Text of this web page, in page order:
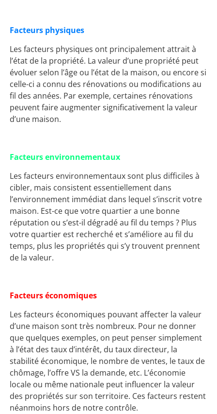
Facteurs physiques
Les facteurs physiques ont principalement attrait à
l’état de la propriété. La valeur d’une propriété peut
évoluer selon l’âge ou l’état de la maison, ou encore si
celle-ci a connu des rénovations ou modifications au
fil des années. Par exemple, certaines rénovations
peuvent faire augmenter significativement la valeur
d’une maison.
Facteurs environnementaux
Les facteurs environnementaux sont plus difficiles à
cibler, mais consistent essentiellement dans
l’environnement immédiat dans lequel s’inscrit votre
maison. Est-ce que votre quartier a une bonne
réputation ou s’est-il dégradé au fil du temps ? Plus
votre quartier est recherché et s’améliore au fil du
temps, plus les propriétés qui s’y trouvent prennent
de la valeur.
Facteurs économiques
Les facteurs économiques pouvant affecter la valeur
d’une maison sont très nombreux. Pour ne donner
que quelques exemples, on peut penser simplement
à l’état des taux d’intérêt, du taux directeur, la
stabilité économique, le nombre de ventes, le taux de
chômage, l’offre VS la demande, etc. L’économie
locale ou même nationale peut influencer la valeur
des propriétés sur son territoire. Ces facteurs restent
néanmoins hors de notre contrôle.